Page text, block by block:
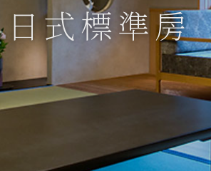
日式標準房